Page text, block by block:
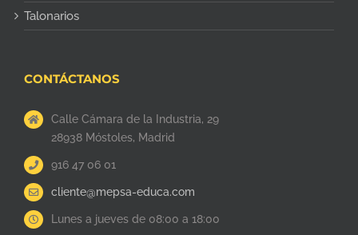
Talonarios
CONTÁCTANOS
Calle Cámara de la Industria, 29
28938 Móstoles, Madrid
916 47 06 01
cliente@mepsa-educa.com
Lunes a jueves de 08:00 a 18:00